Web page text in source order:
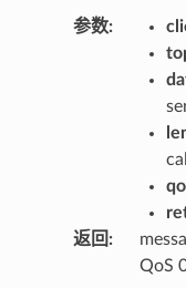
参数:
返回 :
QoS